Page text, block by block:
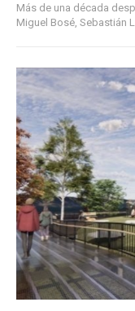
Más de una década
Miguel Bosé, Sebastián